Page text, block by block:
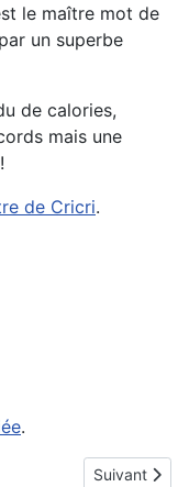
le maître mot de
un superbe
de calories,
mais une
de Cricri.
.
à Montégut
Article
Suivant